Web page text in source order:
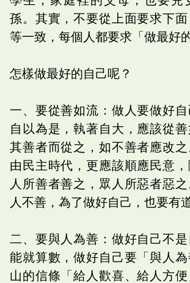
孫。其實，不要從上面要求下
等一致，每個人都要求「做最好
怎樣做最好的自己呢？
一、要從善如流：做人要做好
自以為是，執著自大，應該從
其善者而從之，如不善者應改
由民主時代，更應該順應民意
人所善者善之，眾人所惡者惡
人不善，為了做好自己，也要有
二、要與人為善：做好自己不
能就算數，做好自己要「與人
山的信條「給人歡喜、給人方